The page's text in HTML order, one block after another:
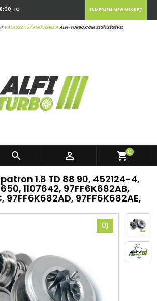
IG
VÁLASSZA JÁRMŰVÉHEZ AALFI-TURBO.COM SEGÍTSÉGÉVEL
ISMERJEN MEG MINKET
  shopping_cart0
1.8 TD 88 90, 452124-4,
1107642, 97FF6K682AB,
97FF6K682AD, 97FF6K682AE,
Új